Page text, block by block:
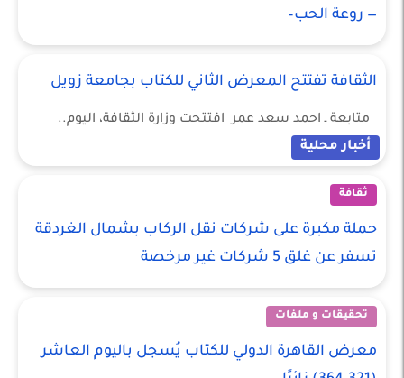
— روعة الحب–
الثقافة تفتتح المعرض الثاني للكتاب بجامعة زويل
متابعة ـ احمد سعد عمر افتتحت وزارة الثقافة، اليوم..
أخبار محلية
ثقافة
حملة مكبرة على شركات نقل الركاب بشمال الغردقة
تسفر عن غلق 5 شركات غير مرخصة
تحقيقات و ملفات
معرض القاهرة الدولي للكتاب يُسجل باليوم العاشر